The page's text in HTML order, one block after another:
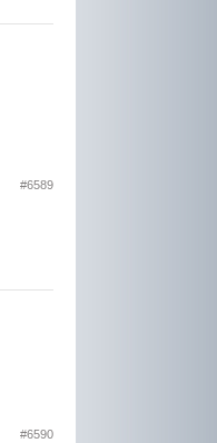
#6589
#6590